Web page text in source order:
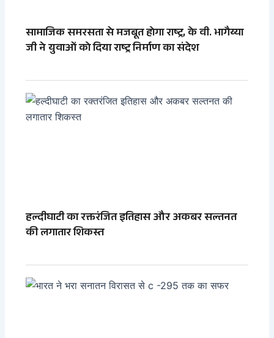
सामाजिक समरसता से मजबूत होगा राष्ट्र, के वी. भागैय्या
जी ने युवाओं को दिया राष्ट्र निर्माण का संदेश
हल्दीघाटी का रक्तरंजित इतिहास और अकबर सल्तनत
की लगातार शिकस्त